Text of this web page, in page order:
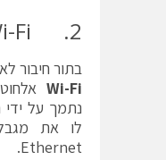
2. Wi-Fi
בתור חיבור
Wi-Fi
נתמך על ידי
לו את
Ethernet.